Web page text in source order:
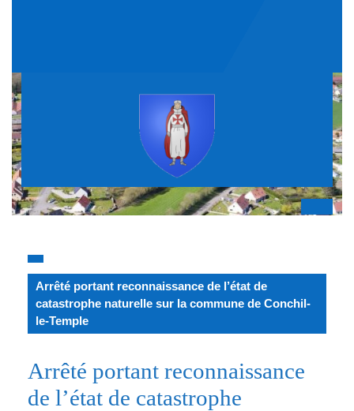
content
Arrêté portant reconnaissance de l’état de
catastrophe naturelle sur la commune de Conchil-
le-Temple
Arrêté portant reconnaissance
de l’état de catastrophe